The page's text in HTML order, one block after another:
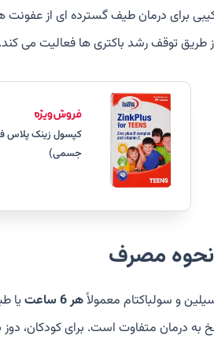
برای درمان طیف گسترده ای از عفونت
طریق توقف رشد باکتری ها فعالیت می کند.
جسمی)
مصرف
و سولباکتام معمولاًهر 6 ساعت یا
به درمان متفاوت است. برای کودکان،